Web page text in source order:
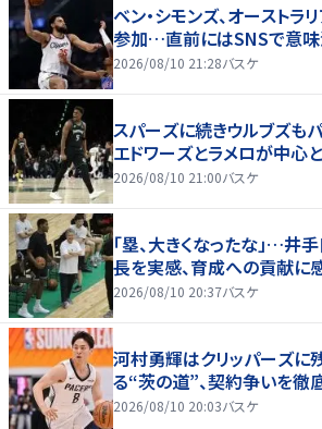
ベン・シモンズ、オーストラ
参加…直前にはSNSで意
2026/08/10 21:28バスケ
スパーズに続きウルブズも
エドワーズとラメロが中心
2026/08/10 21:00バスケ
「塁、大きくなったな」…
長を実感、育成への貢献に
2026/08/10 20:37バスケ
河村勇輝はクリッパーズ
る“茨の道”、契約争いを徹
2026/08/10 20:03バスケ